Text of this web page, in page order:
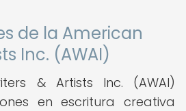
de la American
Inc. (AWAI)
& Artists Inc. (AWAI)
en escritura creativa